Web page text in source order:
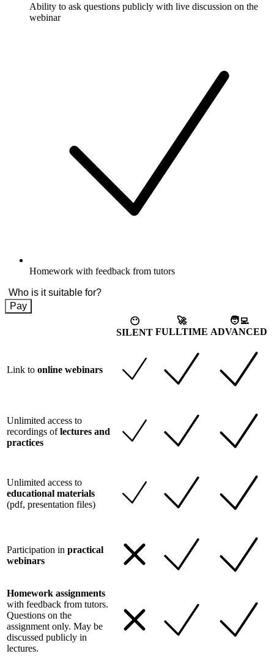
Ability to ask questions publicly with live discussion on the
webinar
Homework with feedback from tutors
Who is it suitable for?
Pay
😶
SILENT
🚀
FULLTIME
🧑‍💻
ADVANCED
Link to online webinars
Unlimited access to
recordings oflectures and
practices
Unlimited access to
educational materials
(pdf, presentation files)
Participation in practical
webinars
Homework assignments
with feedback from tutors.
Questions on the
assignment only. May be
discussed publicly in
lectures.